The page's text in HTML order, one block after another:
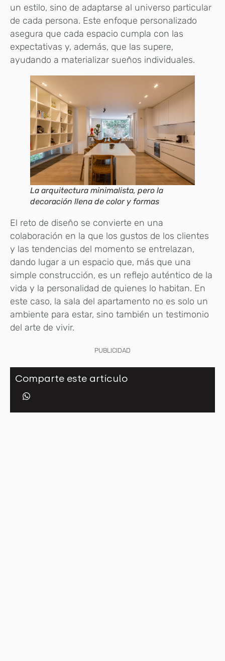
un estilo, sino de adaptarse al universo particular
de cada persona. Este enfoque personalizado
asegura que cada espacio cumpla con las
expectativas y, además, que las supere,
ayudando a materializar sueños individuales.
La arquitectura minimalista, pero la
decoración llena de color y formas
El reto de diseño se convierte en una
colaboración en la que los gustos de los clientes
y las tendencias del momento se entrelazan,
dando lugar a un espacio que, más que una
simple construcción, es un reflejo auténtico de la
vida y la personalidad de quienes lo habitan. En
este caso, la sala del apartamento no es solo un
ambiente para estar, sino también un testimonio
del arte de vivir.
PUBLICIDAD
Comparte este artículo